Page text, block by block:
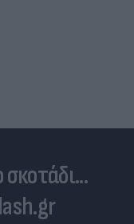
σκοτάδι...